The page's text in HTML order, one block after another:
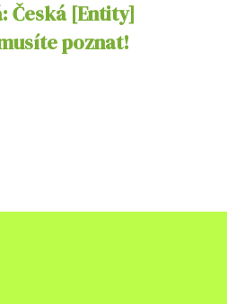
Česká [Entity]
poznat!